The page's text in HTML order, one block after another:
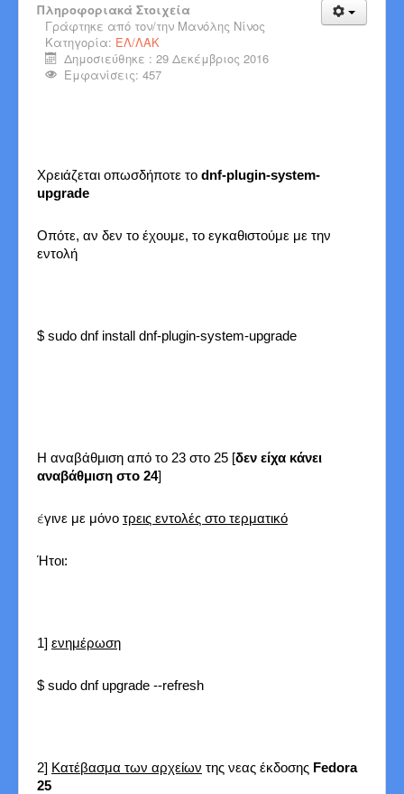
Πληροφοριακά Στοιχεία
Γράφτηκε από τον/την Μανόλης Νίνος
Κατηγορία: ΕΛ/ΛΑΚ
Δημοσιεύθηκε : 29 Δεκέμβριος 2016
Εμφανίσεις: 457
Χρειάζεται οπωσδήποτε το dnf-plugin-system-
upgrade
Οπότε, αν δεν το έχουμε, το εγκαθιστούμε με την
εντολή
$ sudo dnf install dnf-plugin-system-upgrade
Η αναβάθμιση από το 23 στο 25 [δεν είχα κάνει
αναβάθμιση στο 24]
έγινε με μόνο τρεις εντολές στο τερματικό
Ήτοι:
1] ενημέρωση
$ sudo dnf upgrade --refresh
2] Κατέβασμα των αρχείων της νεας έκδοσης Fedora
25